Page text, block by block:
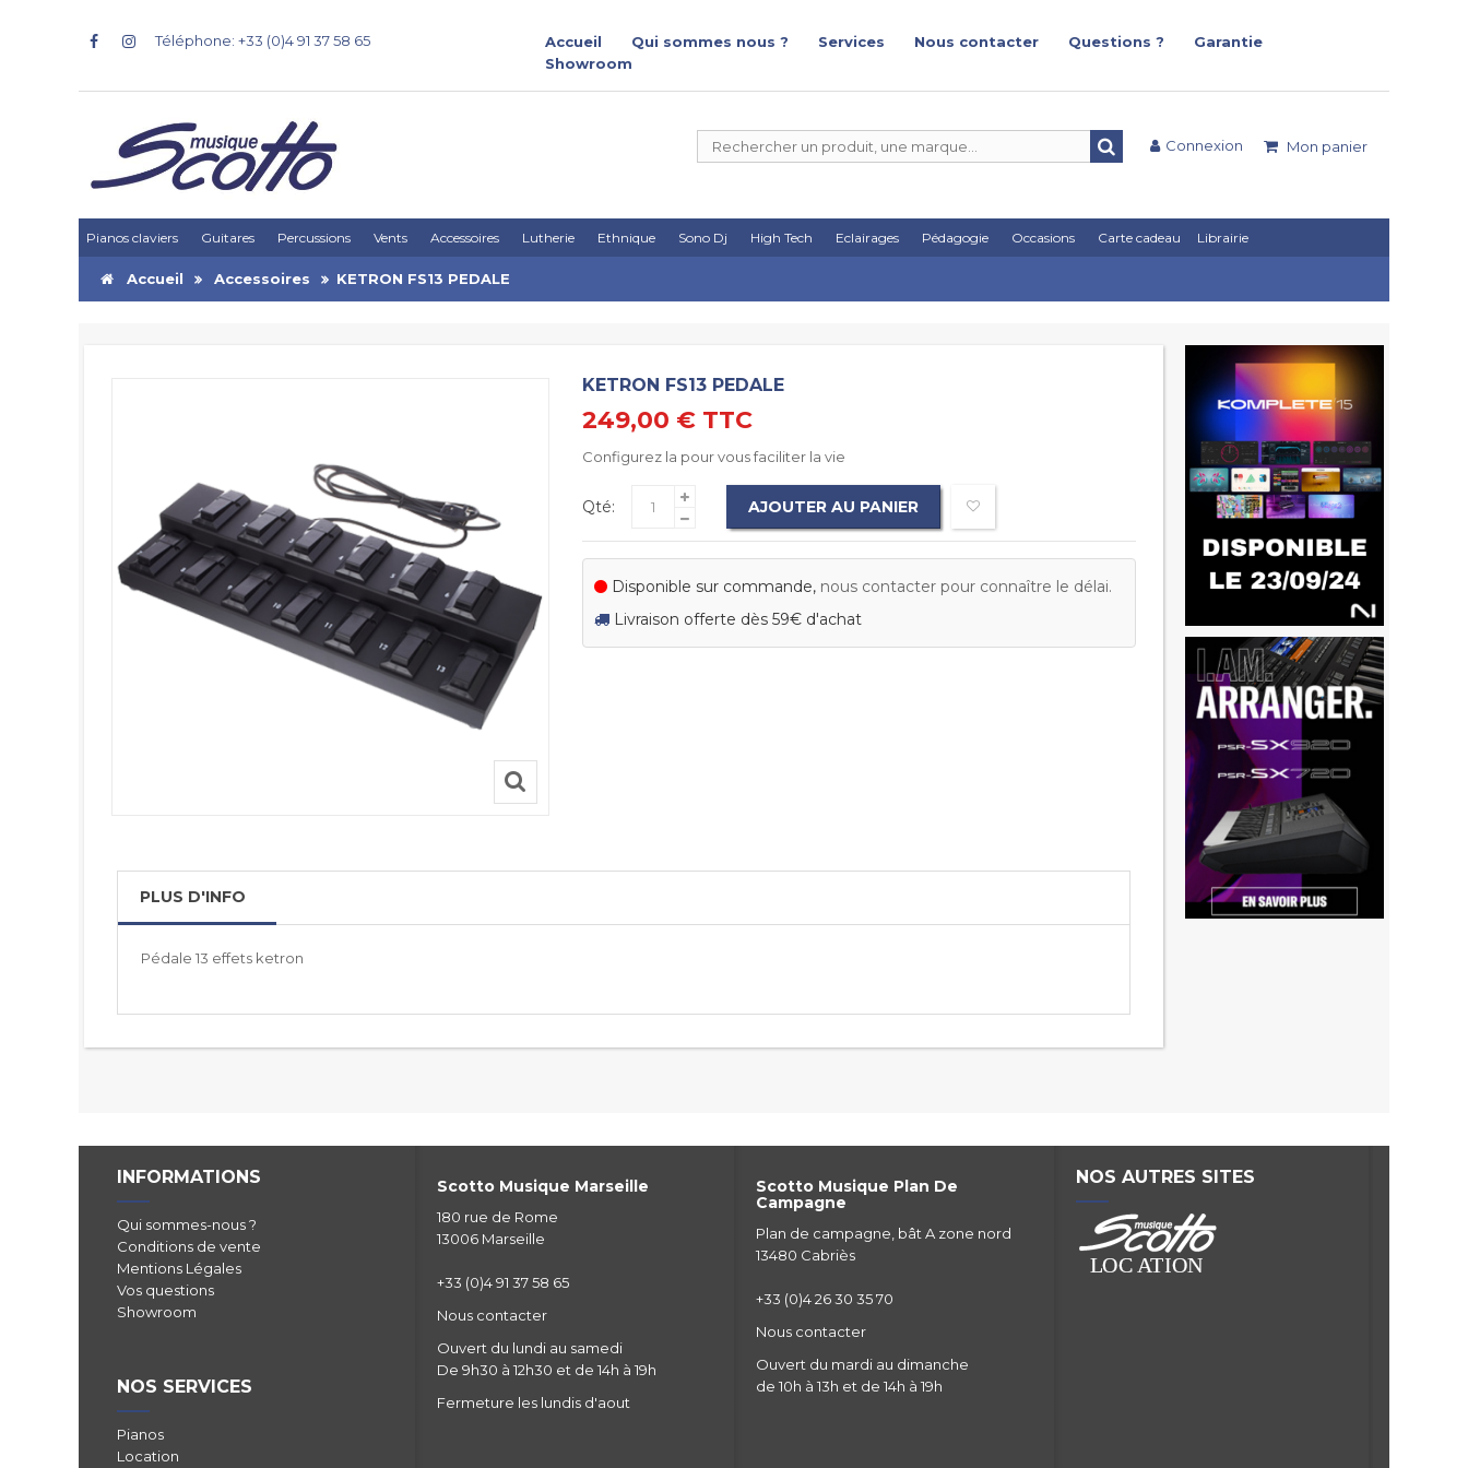
Téléphone: +33 (0)4 91 37 58 65 Accueil Qui sommes nous ? Services Nous contacter Questions ?
Garantie
Showroom
Mon panier
Connexion
Pianos claviers Guitares Percussions Vents Accessoires Lutherie Ethnique Sono Dj High Tech Eclairages Pédagogie Occasions Carte cadeau Librairie
Accueil Accessoires KETRON FS13 PEDALE
KETRON FS13 PEDALE
249,00 € TTC
Configurez la pour vous faciliter la vie
Qté: AJOUTER AU PANIER
Disponible sur commande, nous contacter pour connaître le délai.
Livraison offerte dès 59€ d'achat
PLUS D'INFO
Pédale 13 effets ketron
INFORMATIONS
Qui sommes-nous ?
Conditions de vente
Mentions Légales
Vos questions
Showroom
NOS SERVICES
Pianos
Location
Scotto Musique Marseille
180 rue de Rome
13006 Marseille
+33 (0)4 91 37 58 65
Nous contacter
Ouvert du lundi au samedi
De 9h30 à 12h30 et de 14h à 19h
Fermeture les lundis d'aout
Scotto Musique Plan De
Campagne
Plan de campagne, bât A zone nord
13480 Cabriès
+33 (0)4 26 30 35 70
Nous contacter
Ouvert du mardi au dimanche
de 10h à 13h et de 14h à 19h
NOS AUTRES SITES